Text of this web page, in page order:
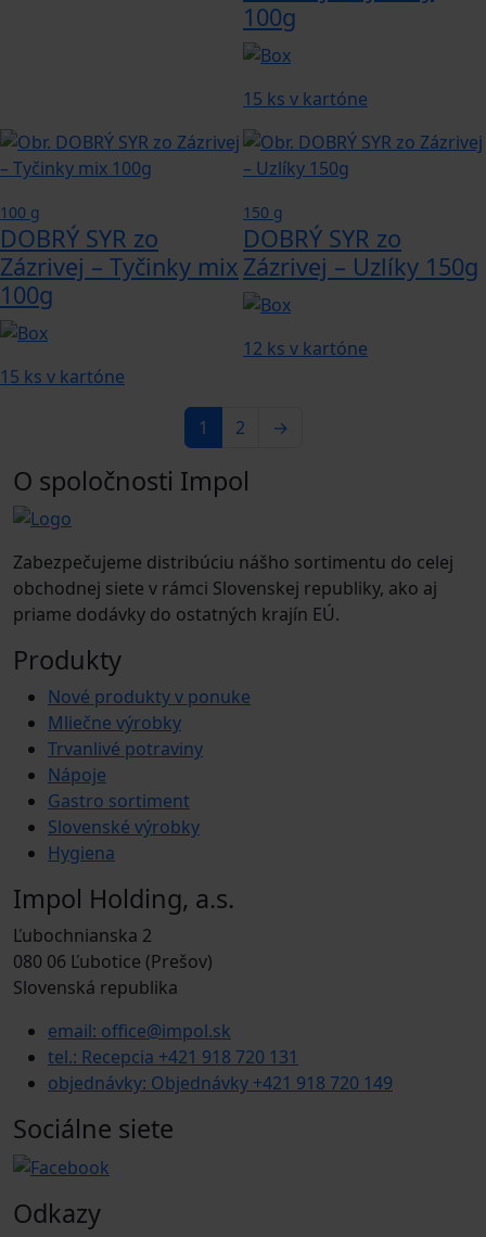
100g
15 ks v kartóne
100 g
DOBRÝ SYR zo
Zázrivej – Tyčinky mix
100g
15 ks v kartóne
150 g
DOBRÝ SYR zo
Zázrivej – Uzlíky 150g
12 ks v kartóne
1 2 →
O spoločnosti Impol
Zabezpečujeme distribúciu nášho sortimentu do celej
obchodnej siete v rámci Slovenskej republiky, ako aj
priame dodávky do ostatných krajín EÚ.
Produkty
Nové produkty v ponuke
Mliečne výrobky
Trvanlivé potraviny
Nápoje
Gastro sortiment
Slovenské výrobky
Hygiena
Impol Holding, a.s.
Ľubochnianska 2
080 06 Ľubotice (Prešov)
Slovenská republika
email: office@impol.sk
tel.: Recepcia +421 918 720 131
objednávky: Objednávky +421 918 720 149
Sociálne siete
Odkazy